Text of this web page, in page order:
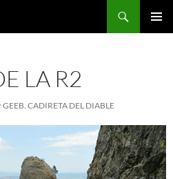
LA R2
GEEB. CADIRETA DEL DIABLE